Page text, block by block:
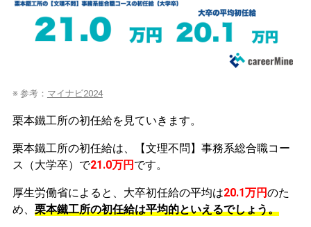
※ 参考： マイナビ2024
栗本鐵工所の初任給を見ていきます。
栗本鐵工所の初任給は、【文理不問】事務系総合職コー
ス（大学卒）で21.0万円 です。
厚生労働省によると、大卒初任給の平均は20.1万円のた
め、 栗本鐵工所の初任給は平均的といえるでしょう。